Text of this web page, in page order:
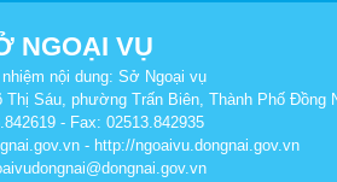
NGOẠI VỤ
nội dung: Sở Ngoại vụ
Sáu, phường Trấn Biên, Thành Phố Đồng
- Fax: 02513.842935
- http://ngoaivu.dongnai.gov.vn